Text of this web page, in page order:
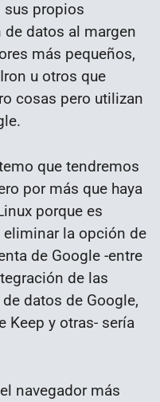
sus propios
datos al margen
más pequeños,
u otros que
cosas pero utilizan
que tendremos
por más que haya
porque es
eliminar la opción de
de Google -entre
de las
datos de Google,
Keep y otras- sería
navegador más